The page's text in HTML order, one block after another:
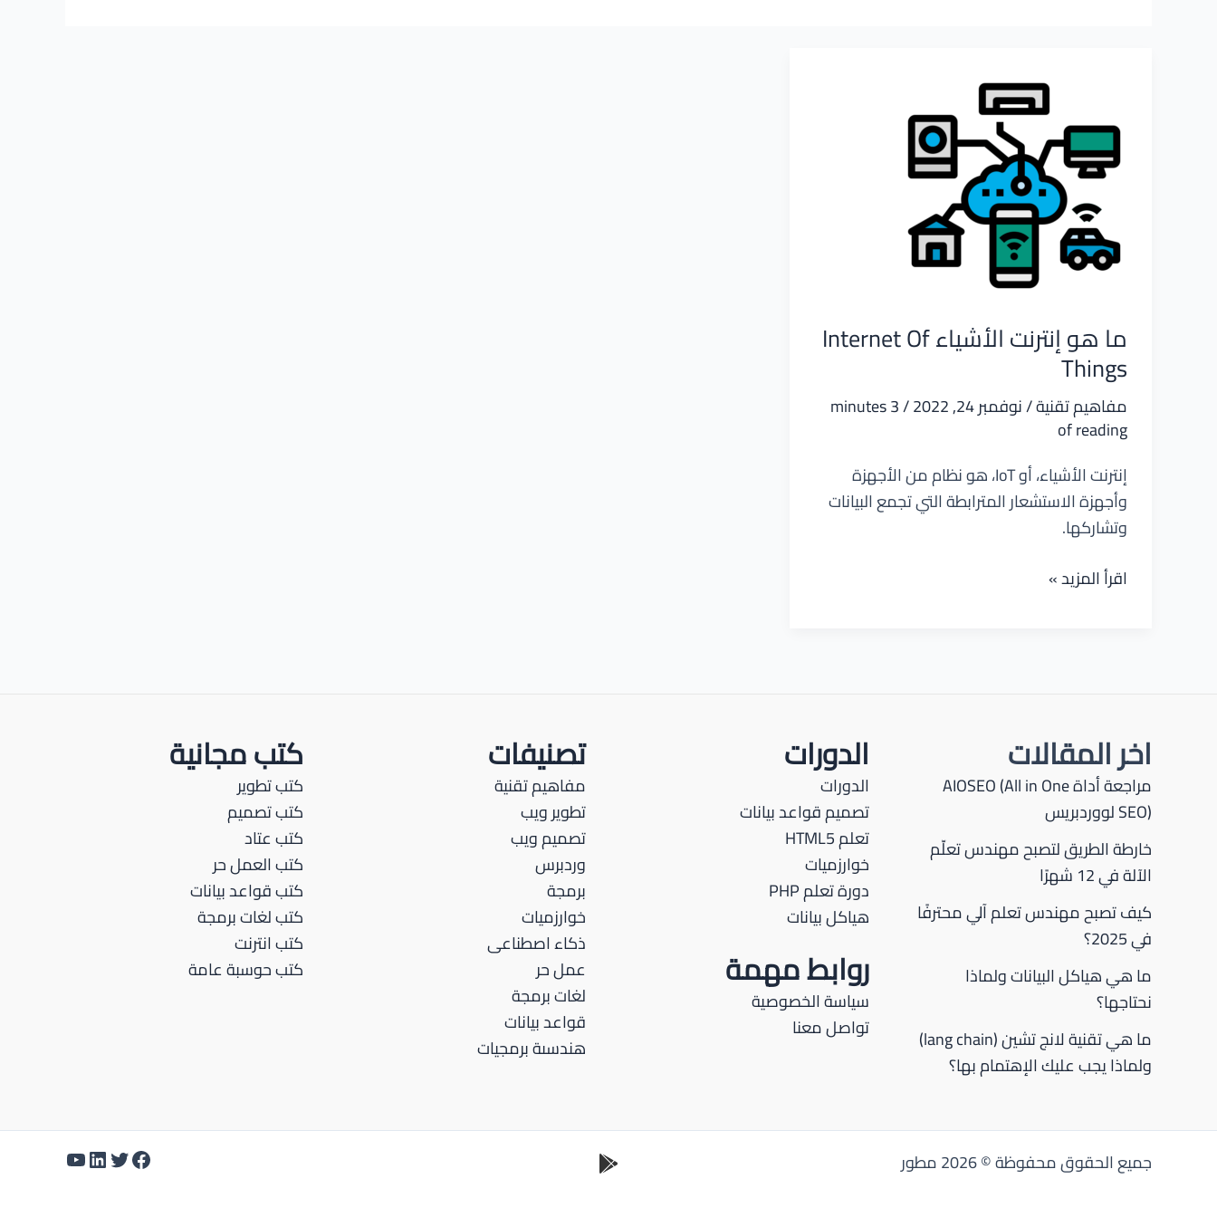
ما هو إنترنت الأشياء Internet Of
Things
مفاهيم تقنية/نوفمبر 24, 2022 /
3 minutes
of reading
إنترنت الأشياء، أو IoT، هو نظام من الأجهزة
وأجهزة الاستشعار المترابطة التي تجمع البيانات
وتشاركها.
ما
Things
اقرأ المزيد »
اخر المقالات
مراجعة أداة AIOSEO (All in One
SEO) لووردبريس
خارطة الطريق لتصبح مهندس تعلّم
الآلة في 12 شهرًا
كيف تصبح مهندس تعلم آلي محترفًا
في 2025؟
ما هي هياكل البيانات ولماذا
نحتاجها؟
ما هي تقنية لانج تشين (lang chain)
ولماذا يجب عليك الإهتمام بها؟
الدورات
الدورات
تصميم قواعد بيانات
تعلم HTML5
خوارزميات
دورة تعلم PHP
هياكل بيانات
روابط مهمة
سياسة الخصوصية
تواصل معنا
تصنيفات
مفاهيم تقنية
تطوير ويب
تصميم ويب
وردبرس
برمجة
خوارزميات
ذكاء اصطناعى
عمل حر
لغات برمجة
قواعد بيانات
هندسىة برمجيات
كتب مجانية
كتب تطوير
كتب تصميم
كتب عتاد
كتب العمل حر
كتب قواعد بيانات
كتب لغات برمجة
كتب انترنت
كتب حوسبة عامة
جميع الحقوق محفوظة © 2026 مطور فيسبوك
تويتر
لينكد إنيوتيوب